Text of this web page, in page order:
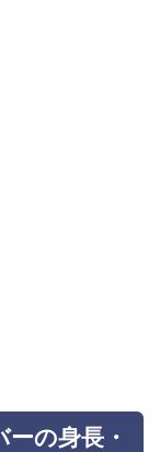
の身長・